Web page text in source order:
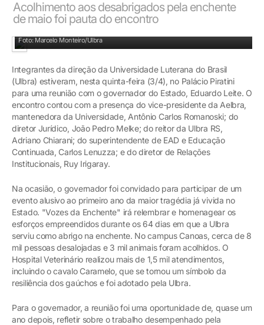
Acolhimento aos desabrigados pela enchente
de maio foi pauta do encontro
Foto: Marcelo Monteiro/Ulbra
Integrantes da direção da Universidade Luterana do Brasil
(Ulbra) estiveram, nesta quinta-feira (3/4), no Palácio Piratini
para uma reunião com o governador do Estado, Eduardo Leite. O
encontro contou com a presença do vice-presidente da Aelbra,
mantenedora da Universidade, Antônio Carlos Romanoski; do
diretor Jurídico, João Pedro Melke; do reitor da Ulbra RS,
Adriano Chiarani; do superintendente de EAD e Educação
Continuada, Carlos Lenuzza; e do diretor de Relações
Institucionais, Ruy Irigaray.
Na ocasião, o governador foi convidado para participar de um
evento alusivo ao primeiro ano da maior tragédia já vivida no
Estado. "Vozes da Enchente" irá relembrar e homenagear os
esforços empreendidos durante os 64 dias em que a Ulbra
serviu como abrigo na enchente. No campus Canoas, cerca de 8
mil pessoas desalojadas e 3 mil animais foram acolhidos. O
Hospital Veterinário realizou mais de 1,5 mil atendimentos,
incluindo o cavalo Caramelo, que se tornou um símbolo da
resiliência dos gaúchos e foi adotado pela Ulbra.
Para o governador, a reunião foi uma oportunidade de, quase um
ano depois, refletir sobre o trabalho desempenhado pela